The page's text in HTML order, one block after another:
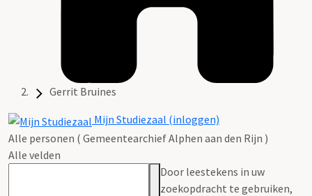
Gerrit Bruines
Mijn Studiezaal (inloggen)
Alle personen ( Gemeentearchief Alphen aan den Rijn )
Alle velden
Door leestekens in uw
zoekopdracht te gebruiken,